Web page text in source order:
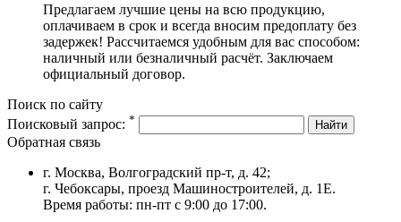
Предлагаем лучшие цены на всю продукцию,
оплачиваем в срок и всегда вносим предоплату без
задержек! Рассчитаемся удобным для вас способом:
наличный или безналичный расчёт. Заключаем
официальный договор.
Поиск по сайту
Поисковый запрос: * Найти
Обратная связь
г. Москва, Волгоградский пр-т, д. 42;
г. Чебоксары, проезд Машиностроителей, д. 1Е.
Время работы: пн-пт с 9:00 до 17:00.